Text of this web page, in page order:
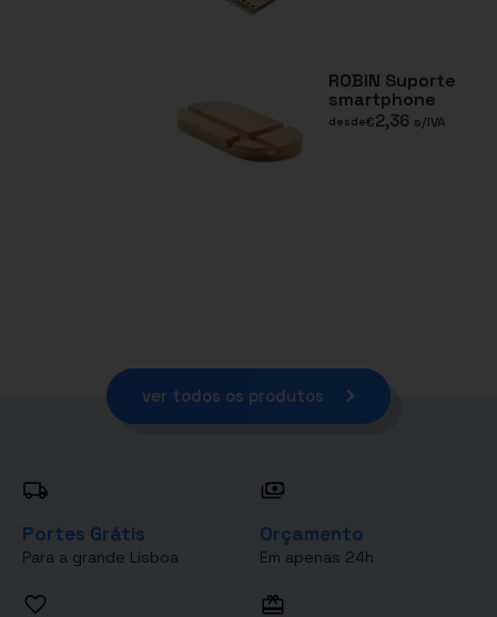
ROBIN Suporte
smartphone
desde€2,36 s/IVA
ver todos os produtos
Portes Grátis
Para a grande Lisboa
Orçamento
Em apenas 24h